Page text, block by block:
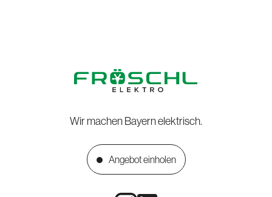
Wir machen Bayern elektrisch.
Angebot einholen